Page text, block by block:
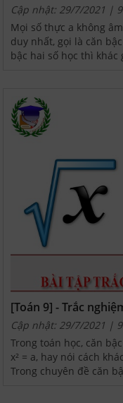
Cập nhật: 29/7/2021 |
Mọi số thực a không
duy nhất, gọi là căn
bậc hai số học thì khác
[Toán 9] - Trắc
Cập nhật: 29/7/2021 |
Trong toán học, căn
x² = a, hay nói cách
Trong chuyên đề căn